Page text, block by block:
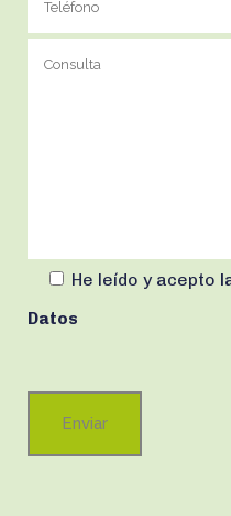
He leído y acepto
Datos